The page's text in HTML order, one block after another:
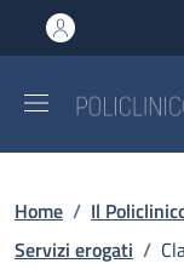
al contenuto
to footer content
Briciole
Home / Il
Servizi erogati /